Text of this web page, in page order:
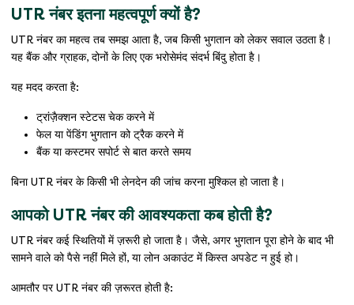
UTR नंबर इतना महत्वपूर्ण क्यों है?
UTR नंबर का महत्व तब समझ आता है, जब किसी भुगतान को लेकर सवाल उठता है।
यह बैंक और ग्राहक, दोनों के लिए एक भरोसेमंद संदर्भ बिंदु होता है।
यह मदद करता है:
ट्रांज़ैक्शन स्टेटस चेक करने में
फेल या पेंडिंग भुगतान को ट्रैक करने में
बैंक या कस्टमर सपोर्ट से बात करते समय
बिना UTR नंबर के किसी भी लेनदेन की जांच करना मुश्किल हो जाता है।
आपको UTR नंबर की आवश्यकता कब होती है?
UTR नंबर कई स्थितियों में ज़रूरी हो जाता है। जैसे, अगर भुगतान पूरा होने के बाद भी
सामने वाले को पैसे नहीं मिले हों, या लोन अकाउंट में किस्त अपडेट न हुई हो।
आमतौर पर UTR नंबर की ज़रूरत होती है: